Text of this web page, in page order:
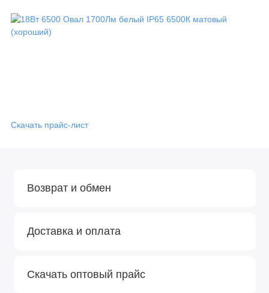
Скачать прайс-лист
Возврат и обмен
Доставка и оплата
Скачать оптовый прайс